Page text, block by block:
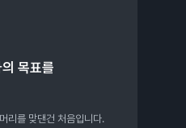
목표를
리를 맞댄건 처음입니다.